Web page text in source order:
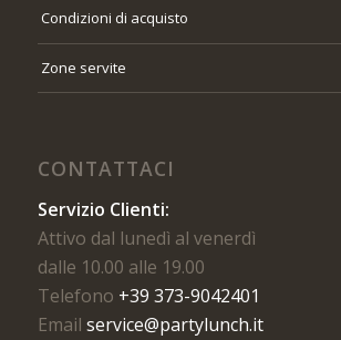
Condizioni di acquisto
Zone servite
CONTATTACI
Servizio Clienti:
Attivo dal lunedì al venerdì
dalle 10.00 alle 19.00
Telefono +39 373-9042401
Email service@partylunch.it